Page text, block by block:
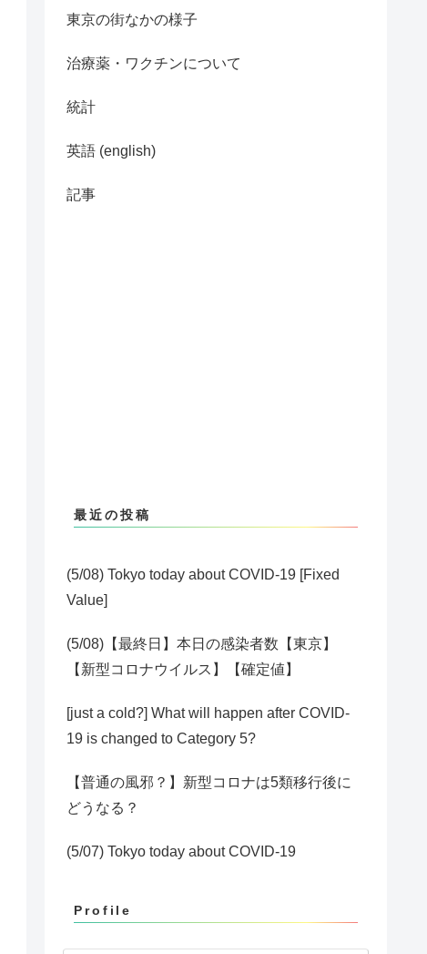
東京の街なかの様子
治療薬・ワクチンについて
統計
英語 (english)
記事
最近の投稿
(5/08) Tokyo today about COVID-19 [Fixed
Value]
(5/08)【最終日】本日の感染者数【東京】
【新型コロナウイルス】【確定値】
[just a cold?] What will happen after COVID-
19 is changed to Category 5?
【普通の風邪？】新型コロナは5類移行後に
どうなる？
(5/07) Tokyo today about COVID-19
Profile